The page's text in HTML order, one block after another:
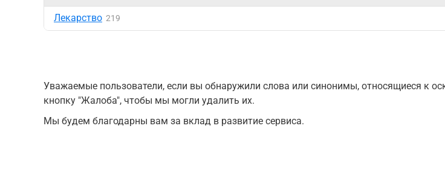
Лекарство 219
Уважаемые пользователи, если вы обнаружили слова или синонимы, относящиеся к
кнопку "Жалоба", чтобы мы могли удалить их.
Мы будем благодарны вам за вклад в развитие сервиса.